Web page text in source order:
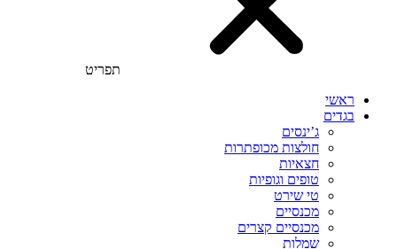
תפריט
ראשי
בגדים
ג’ינסים
חולצות מכופתרות
חצאיות
טופים וגופיות
טי שירט
מכנסיים
מכנסיים קצרים
שמלות